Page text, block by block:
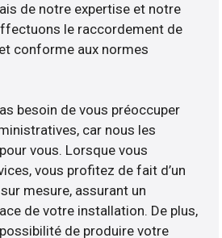
de notre expertise et notre
le raccordement de
conforme aux normes
besoin de vous préoccuper
car nous les
vous. Lorsque vous
vous profitez de fait d’un
mesure, assurant un
de votre installation. De plus,
de produire votre